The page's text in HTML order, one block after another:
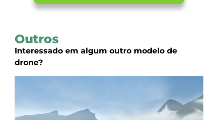
Outros
Interessado em algum outro modelo de
drone?